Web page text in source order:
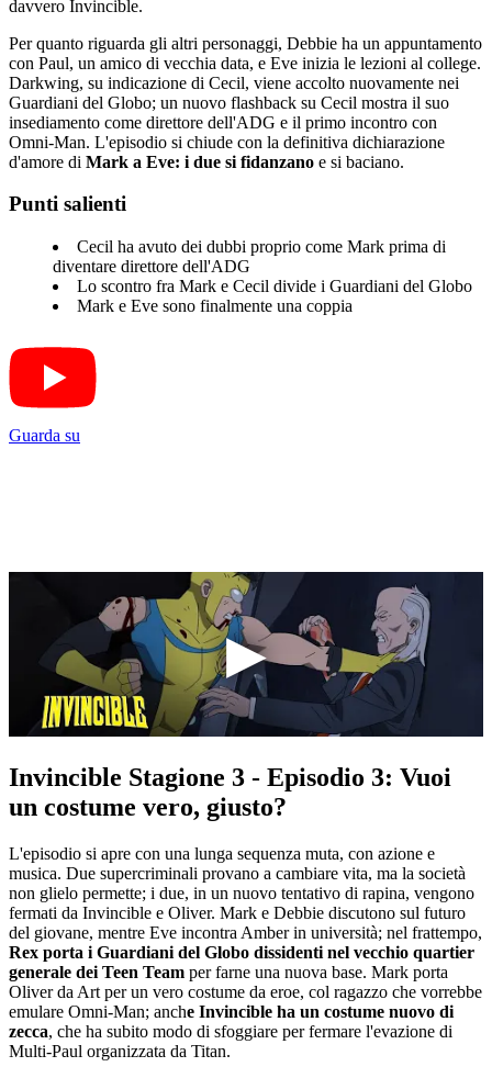
davvero Invincible.
Per quanto riguarda gli altri personaggi, Debbie ha un appuntamento
con Paul, un amico di vecchia data, e Eve inizia le lezioni al college.
Darkwing, su indicazione di Cecil, viene accolto nuovamente nei
Guardiani del Globo; un nuovo flashback su Cecil mostra il suo
insediamento come direttore dell'ADG e il primo incontro con
Omni-Man. L'episodio si chiude con la definitiva dichiarazione
d'amore di Mark a Eve: i due si fidanzano e si baciano.
Punti salienti
Cecil ha avuto dei dubbi proprio come Mark prima di
diventare direttore dell'ADG
Lo scontro fra Mark e Cecil divide i Guardiani del Globo
Mark e Eve sono finalmente una coppia
Guarda su
Invincible Stagione 3 - Episodio 3: Vuoi
un costume vero, giusto?
L'episodio si apre con una lunga sequenza muta, con azione e
musica. Due supercriminali provano a cambiare vita, ma la società
non glielo permette; i due, in un nuovo tentativo di rapina, vengono
fermati da Invincible e Oliver. Mark e Debbie discutono sul futuro
del giovane, mentre Eve incontra Amber in università; nel frattempo,
Rex porta i Guardiani del Globo dissidenti nel vecchio quartier
generale dei Teen Team per farne una nuova base. Mark porta
Oliver da Art per un vero costume da eroe, col ragazzo che vorrebbe
emulare Omni-Man; anche Invincible ha un costume nuovo di
zecca, che ha subito modo di sfoggiare per fermare l'evazione di
Multi-Paul organizzata da Titan.